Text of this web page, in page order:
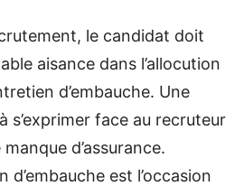
le candidat doit
aisance dans l’allocution
d’embauche. Une
s’exprimer face au recruteur
d’assurance.
d’embauche est l’occasion